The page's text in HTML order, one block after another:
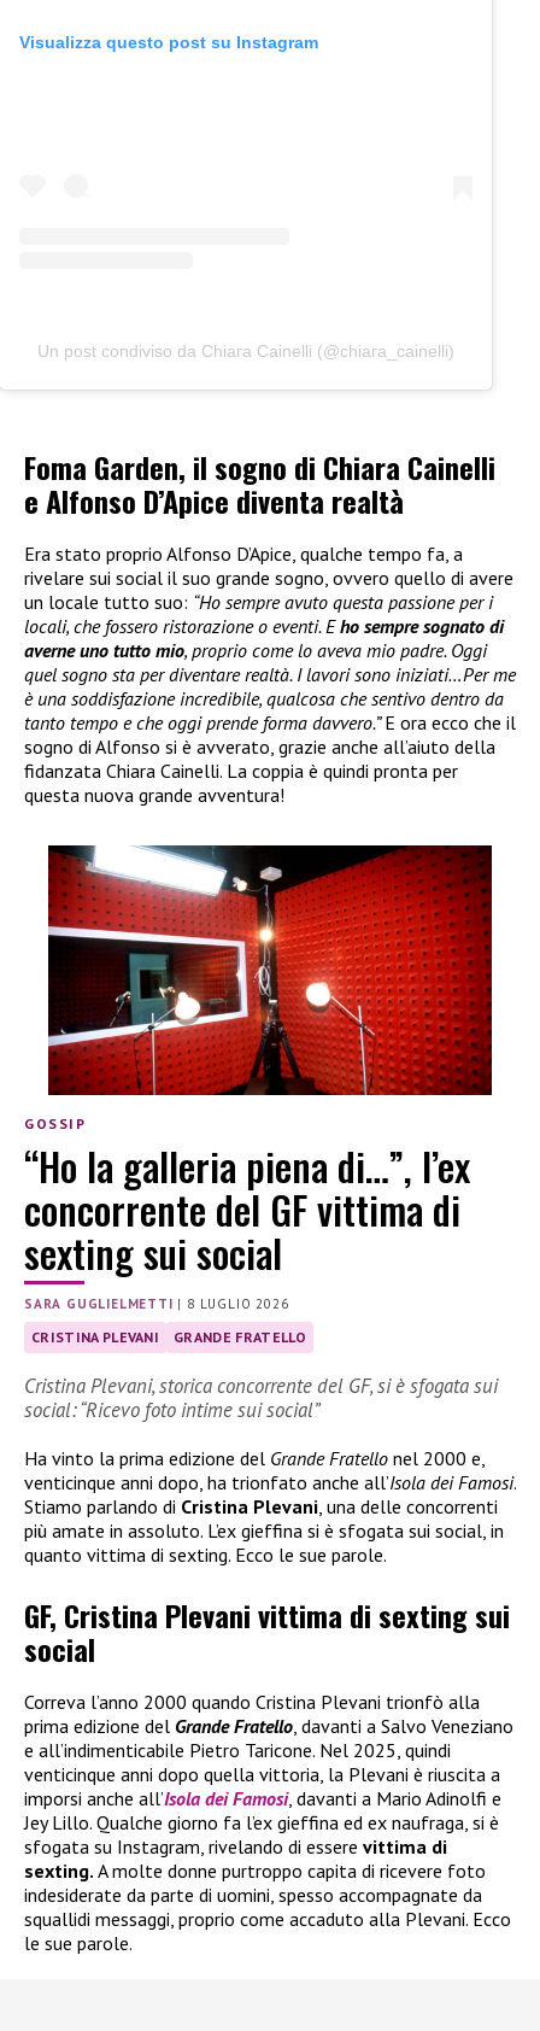
Visualizza questo post su Instagram
Un post condiviso da Chiara Cainelli (@chiara_cainelli)
Foma Garden, il sogno di Chiara Cainelli
e Alfonso D’Apice diventa realtà
Era stato proprio Alfonso D’Apice, qualche tempo fa, a
rivelare sui social il suo grande sogno, ovvero quello di avere
un locale tutto suo: “Ho sempre avuto questa passione per i
locali, che fossero ristorazione o eventi. Eho sempre sognato di
averne uno tutto mio, proprio come lo aveva mio padre. Oggi
quel sogno sta per diventare realtà. I lavori sono iniziati…Per me
è una soddisfazione incredibile, qualcosa che sentivo dentro da
tanto tempo e che oggi prende forma davvero.”E ora ecco che il
sogno di Alfonso si è avverato, grazie anche all’aiuto della
fidanzata Chiara Cainelli. La coppia è quindi pronta per
questa nuova grande avventura!
GOSSIP
“Ho la galleria piena di…”, l’ex
concorrente del GF vittima di
sexting sui social
SARA GUGLIELMETTI | 8 LUGLIO 2026
CRISTINA PLEVANI GRANDE FRATELLO
Cristina Plevani, storica concorrente del GF, si è sfogata sui
social: “Ricevo foto intime sui social”
Ha vinto la prima edizione del Grande Fratello nel 2000 e,
venticinque anni dopo, ha trionfato anche all’Isola dei Famosi.
Stiamo parlando di Cristina Plevani , una delle concorrenti
più amate in assoluto. L’ex gieffina si è sfogata sui social, in
quanto vittima di sexting. Ecco le sue parole.
GF, Cristina Plevani vittima di sexting sui
social
Correva l’anno 2000 quando Cristina Plevani trionfò alla
prima edizione del Grande Fratello , davanti a Salvo Veneziano
e all’indimenticabile Pietro Taricone. Nel 2025, quindi
venticinque anni dopo quella vittoria, la Plevani è riuscita a
imporsi anche all’Isola dei Famosi, davanti a Mario Adinolfi e
Jey Lillo. Qualche giorno fa l’ex gieffina ed ex naufraga, si è
sfogata su Instagram, rivelando di essere vittima di
sexting. A molte donne purtroppo capita di ricevere foto
indesiderate da parte di uomini, spesso accompagnate da
squallidi messaggi, proprio come accaduto alla Plevani. Ecco
le sue parole.